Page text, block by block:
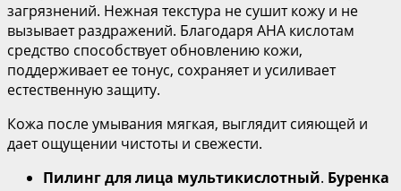
загрязнений. Нежная текстура не сушит кожу и не
вызывает раздражений. Благодаря AHA кислотам
средство способствует обновлению кожи,
поддерживает ее тонус, сохраняет и усиливает
естественную защиту.
Кожа после умывания мягкая, выглядит сияющей и
дает ощущении чистоты и свежести.
Пилинг для лица мультикислотный. Буренка